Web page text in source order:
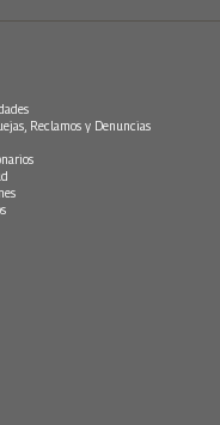
Reclamos y Denuncias